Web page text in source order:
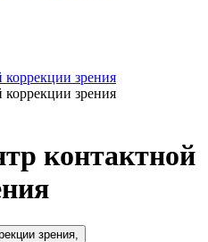
коррекции зрения
коррекции зрения
контактной
зрения,